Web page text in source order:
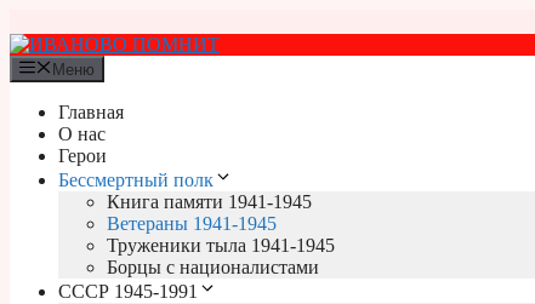
к
содержимому
Меню
Главная
О нас
Герои
Бессмертный полк
Книга памяти 1941-1945
Ветераны 1941-1945
Труженики тыла 1941-1945
Борцы с националистами
СССР 1945-1991